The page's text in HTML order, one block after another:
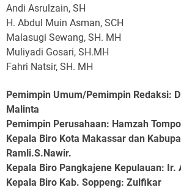
Andi Asrulzain, SH
H. Abdul Muin Asman, SCH
Malasugi Sewang, SH. MH
Muliyadi Gosari, SH.MH
Fahri Natsir, SH. MH
Pemimpin Umum/Pemimpin Redaksi:
Malinta
Pemimpin Perusahaan: Hamzah Tompo
Kepala Biro Kota Makassar dan
Ramli.S.Nawir.
Kepala Biro Pangkajene Kepulauan: Ir.
Kepala Biro Kab. Soppeng: Zulfikar